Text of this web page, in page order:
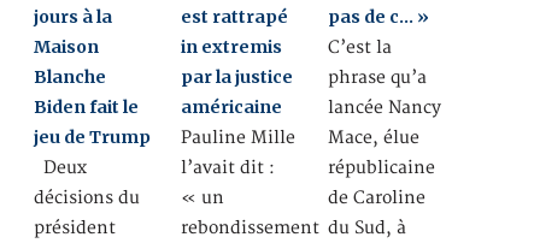
jours à la
Maison
Blanche
Biden fait le
jeu de Trump
Deux
décisions du
président
est rattrapé
in extremis
par la justice
américaine
Pauline Mille
l’avait dit :
« un
rebondissement
pas de c… »
C’est la
phrase qu’a
lancée Nancy
Mace, élue
républicaine
de Caroline
du Sud, à